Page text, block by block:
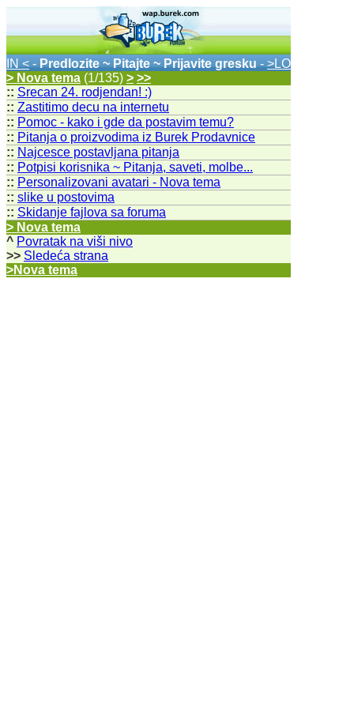
IN < - Predlozite ~ Pitajte ~ Prijavite gresku - >LO
> Nova tema (1/135) > >>
:: Srecan 24. rodjendan! :)
:: Zastitimo decu na internetu
:: Pomoc - kako i gde da postavim temu?
:: Pitanja o proizvodima iz Burek Prodavnice
:: Najcesce postavljana pitanja
:: Potpisi korisnika ~ Pitanja, saveti, molbe...
:: Personalizovani avatari - Nova tema
:: slike u postovima
:: Skidanje fajlova sa foruma
> Nova tema
^ Povratak na viši nivo
>> Sledeća strana
>Nova tema